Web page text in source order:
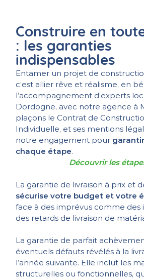
Construire en
: les garanties
indispensables
Entamer un projet de
c’est allier rêve et réalisme, en
l’accompagnement d’experts
Dordogne, avec notre agence à
plaçons le Contrat de
Individuelle, et ses mentions
notre engagement pour
chaque étape.
Découvrir les
La garantie de livraison à prix et
sécurise votre budget et votre
face à des imprévus comme des
des retards de livraison de
La garantie de parfait
éventuels défauts révélés à la
l’année suivante. Elle inclut les
structurelles ou fonctionnelles,